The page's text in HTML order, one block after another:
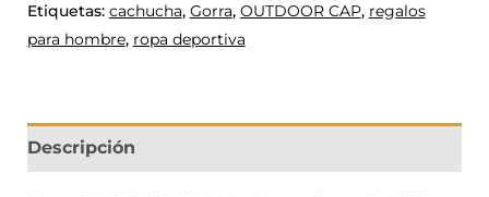
Etiquetas: cachucha, Gorra, OUTDOOR CAP, regalos
para hombre, ropa deportiva
Descripción